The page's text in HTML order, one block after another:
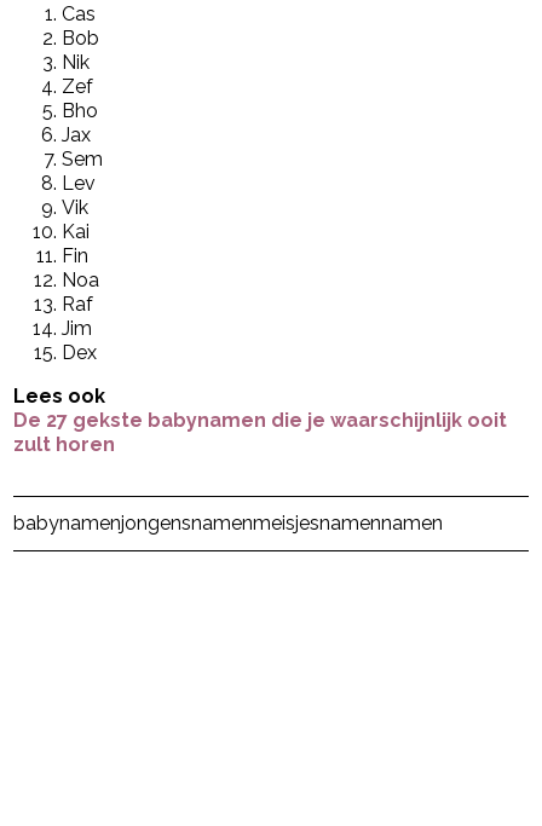
Cas
Bob
Nik
Zef
Bho
Jax
Sem
Lev
Vik
Kai
Fin
Noa
Raf
Jim
Dex
Lees ook
De 27 gekste babynamen die je waarschijnlijk ooit
zult horen
babynamenjongensnamenmeisjesnamennamen